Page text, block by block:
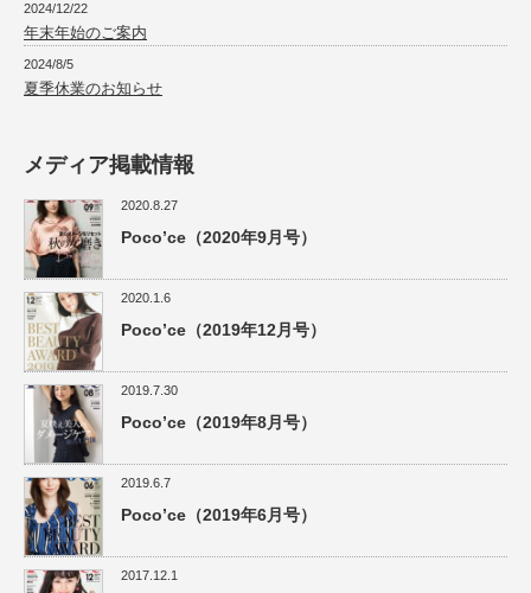
2024/12/22
年末年始のご案内
2024/8/5
夏季休業のお知らせ
メディア掲載情報
2020.8.27
Poco’ce（2020年9月号）
2020.1.6
Poco’ce（2019年12月号）
2019.7.30
Poco’ce（2019年8月号）
2019.6.7
Poco’ce（2019年6月号）
2017.12.1